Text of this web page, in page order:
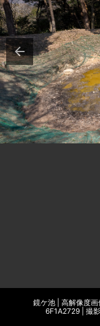
鏡ケ池 | 高解像度
6F1A2729 | 撮